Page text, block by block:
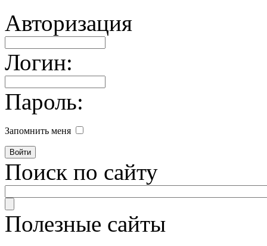
Авторизация
Логин:
Пароль:
Запомнить меня
Поиск по сайту
Полезные сайты